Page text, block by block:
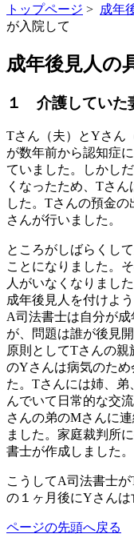
トップページ > 成年
が入院して
成年後見人の
１ 介護していた
Tさん（夫）とYさん
が数年前から認知症
ていました。しかし
くなったため、Tさ
した。Tさんの預金
さんが行いました。
ところがしばらくし
ことになりました。
人がいなくなりまし
成年後見人を付けよ
A司法書士は自分が
が、問題は誰が後見
原則としてTさんの
のYさんは病気のた
た。Tさんには姉、
んでいて日常的な交
さんの弟のMさんに
ました。家庭裁判所
書士が作成しました。
こうしてA司法書士
の１ヶ月後にYさんは
ページの先頭へ戻る